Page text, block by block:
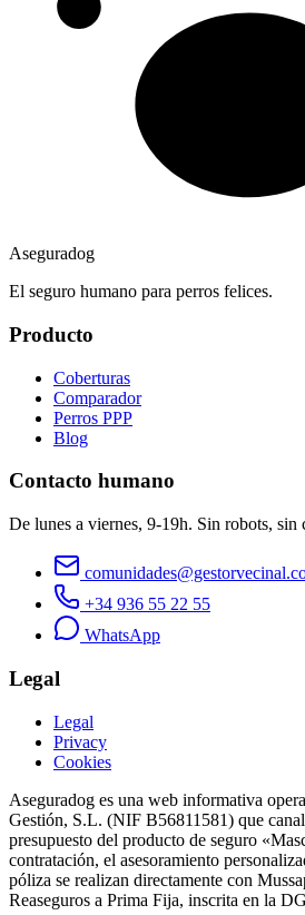
Aseguradog
El seguro humano para perros felices.
Producto
Coberturas
Comparador
Perros PPP
Blog
Contacto humano
De lunes a viernes, 9-19h. Sin robots, sin
+34 936 55 22 55
WhatsApp
Legal
Legal
Privacy
Cookies
Aseguradog es una web informativa
Gestión, S.L. (NIF B56811581) que
presupuesto del producto de seguro
contratación, el asesoramiento
póliza se realizan directamente con
Reaseguros a Prima Fija, inscrita en la